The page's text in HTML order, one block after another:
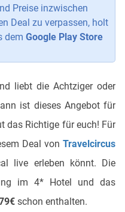
Preise inzwischen
Deal zu verpassen, holt
dem Google Play Store
liebt die Achtziger oder
ist dieses Angebot für
das Richtige für euch! Für
Deal von Travelcircus
live erleben könnt. Die
im 4* Hotel und das
schon enthalten.